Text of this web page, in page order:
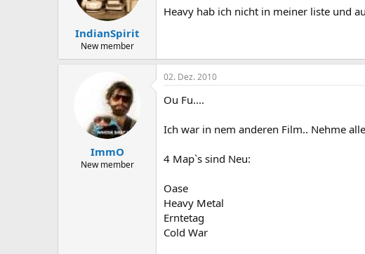
IndianSpirit
New member
Heavy hab ich nicht in meiner liste und
ImmO
New member
02. Dez. 2010
Ou Fu....
Ich war in nem anderen Film.. Nehme
4 Map`s sind Neu:
Oase
Heavy Metal
Erntetag
Cold War